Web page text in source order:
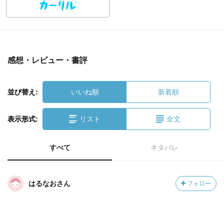
感想・レビュー・書評
並び替え: いいね順 新着順
表示形式: リスト 全文
すべて ネタバレ
はるなおさん フォロー